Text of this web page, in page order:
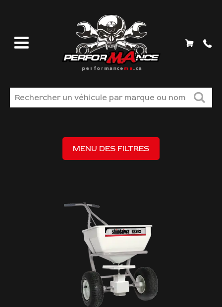
MAGASINEZ
LIQUIDATION
TROUVER VOS PIÈCES
L'ENTREPRISE
NOUS JOINDRE
MENU DES FILTRES